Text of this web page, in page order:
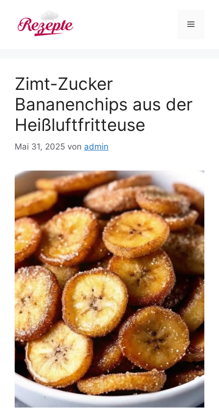
Inhalt
springen
Menü
Zimt-Zucker
Bananenchips aus der
Heißluftfritteuse
Mai 31, 2025 von admin